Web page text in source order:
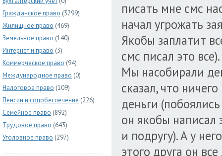
Гражданское право (3799)
Жилищное право (469)
Земельное право (140)
Интернет и право (3)
Коммерческое право (94)
Международное право (0)
Налоговое право (109)
Пенсии и соцобеспечение (226)
Семейное право (892)
Трудовое право (643)
Уголовное право (297)
писать мне смс
начал угрожать
Якобы заплатит
смс писал это все).
Мы насобирали
сказал, что
деньги
он якобы написал
и подругу). А у
этого друга он